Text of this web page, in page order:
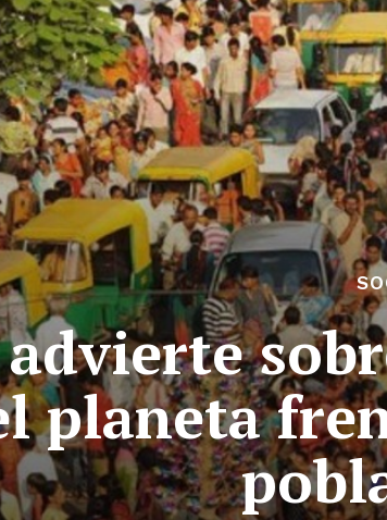
planeta